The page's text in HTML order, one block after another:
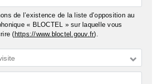
de l’existence de la liste d’opposition au
« BLOCTEL » sur laquelle vous
(https://www.bloctel.gouv.fr).